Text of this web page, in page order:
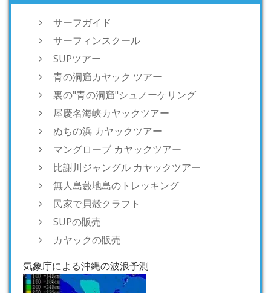
サーフガイド
サーフィンスクール
SUPツアー
青の洞窟カヤック ツアー
裏の"青の洞窟"シュノーケリング
屋慶名海峡カヤックツアー
ぬちの浜 カヤックツアー
マングローブ カヤックツアー
比謝川ジャングル カヤックツアー
無人島藪地島のトレッキング
民家で貝殻クラフト
SUPの販売
カヤックの販売
気象庁による沖縄の波浪予測